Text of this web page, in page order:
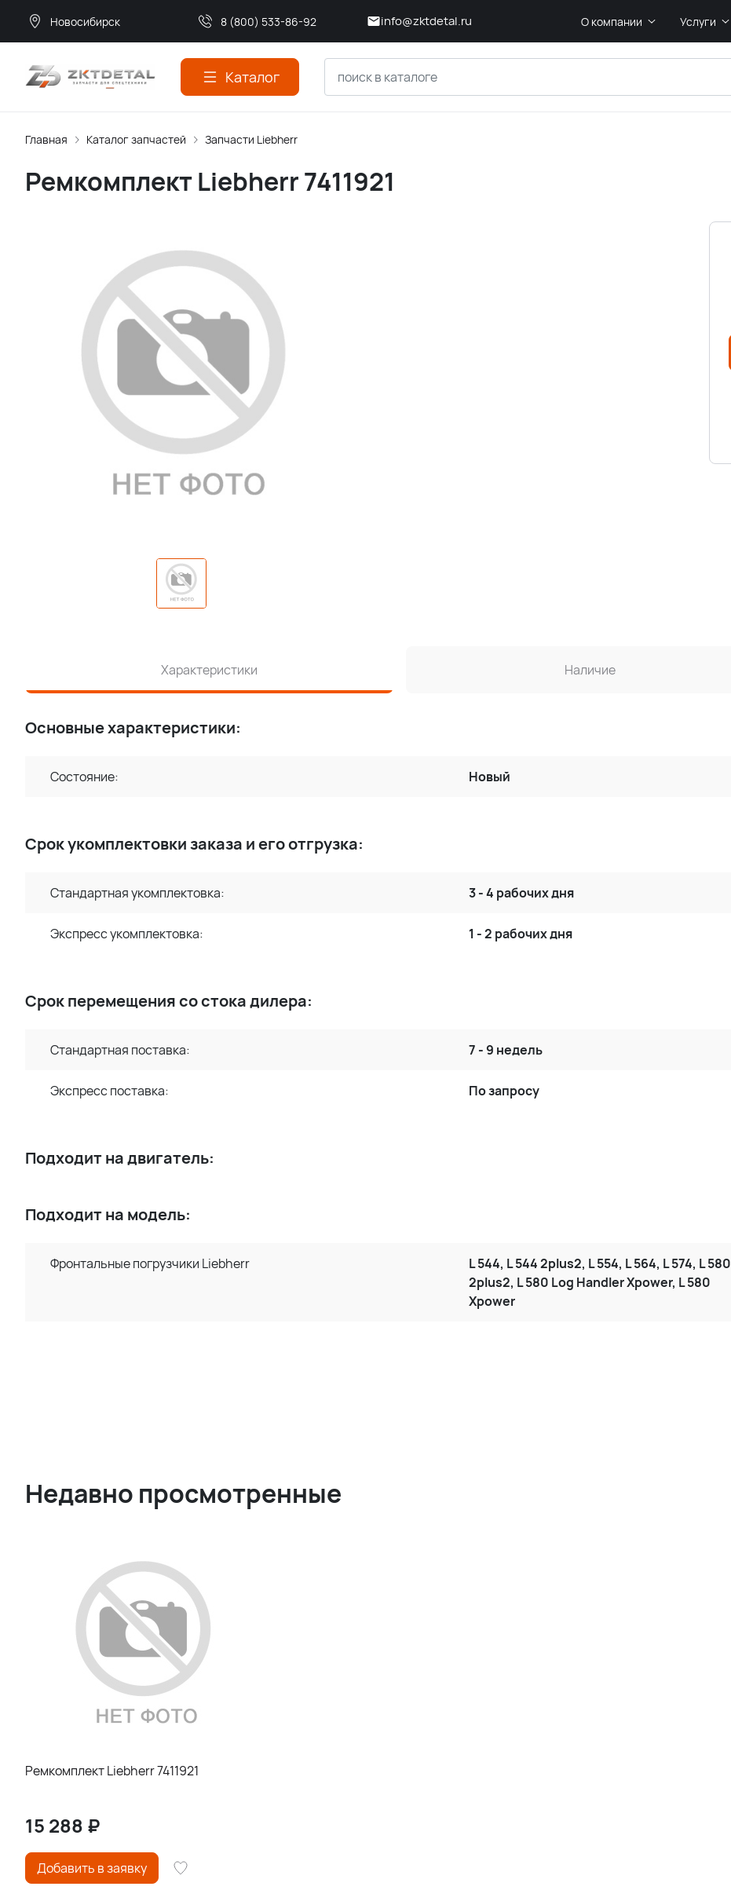
Новосибирск 8 (800) 533-86-92 info@zktdetal.ru О компании Услуги
Каталог
Главная Каталог запчастей Запчасти Liebherr
Ремкомплект Liebherr 7411921
Характеристики Наличие
Основные характеристики:
Состояние: Новый
Срок укомплектовки заказа и его отгрузка:
Стандартная укомплектовка: 3 - 4 рабочих дня
Экспресс укомплектовка: 1 - 2 рабочих дня
Срок перемещения со стока дилера:
Стандартная поставка: 7 - 9 недель
Экспресс поставка: По запросу
Подходит на двигатель:
Подходит на модель:
Фронтальные погрузчики Liebherr
L 544, L 544 2plus2, L 554, L 564, L 574, L 580
2plus2, L 580 Log Handler Xpower, L 580
Xpower
Недавно просмотренные
Ремкомплект Liebherr 7411921
15 288 ₽
Добавить в заявку